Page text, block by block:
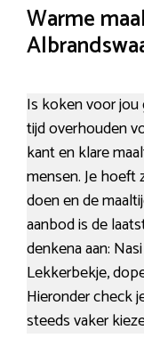
Warme
Is koken voor jou
tijd overhouden
kant en klare
mensen. Je
doen en de
aanbod is de
denkena aan:
Lekkerbekje,
Hieronder check
steeds vaker